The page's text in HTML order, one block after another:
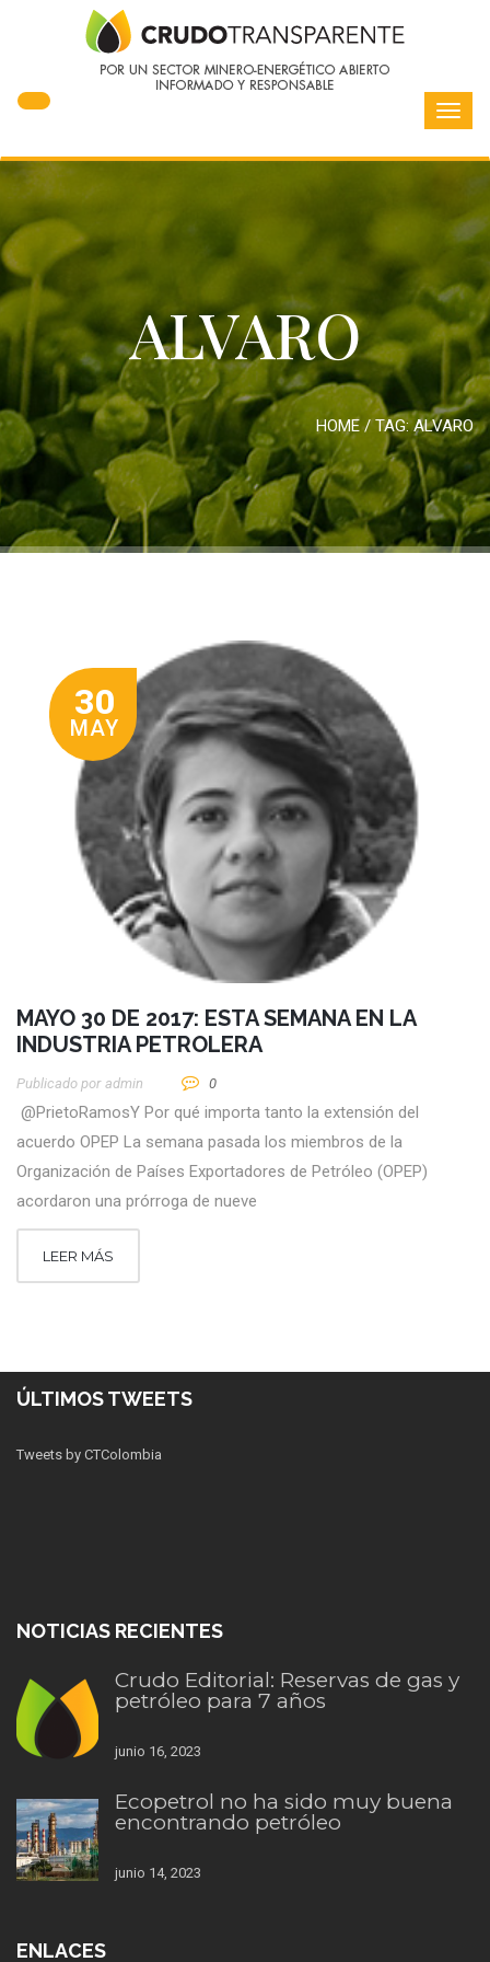
ALVARO
HOME/ TAG:ALVARO
30
MAY
MAYO 30 DE 2017: ESTA SEMANA EN LA
INDUSTRIA PETROLERA
Publicado por Admin 0
@PrietoRamosY Por qué importa tanto la extensión del
acuerdo OPEP La semana pasada los miembros de la
Organización de Países Exportadores de Petróleo (OPEP)
acordaron una prórroga de nueve
LEER MÁS
ÚLTIMOS TWEETS
Tweets by CTColombia
NOTICIAS RECIENTES
Crudo Editorial: Reservas de gas y
petróleo para 7 años
junio 16, 2023
Ecopetrol no ha sido muy buena
encontrando petróleo
junio 14, 2023
ENLACES